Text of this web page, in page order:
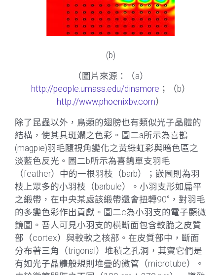
(b)
（圖片來源：（a）
http://people.umass.edu/dinsmore ；（b）
http://www.phoenixbv.com）
除了昆蟲以外，鳥類的翅膀也有類似光子晶體的
結構，使其具斑斕之色彩。圖二a所示為喜鵲
(magpie)羽毛隨視角變化之黃綠虹彩與暗色區之
淡藍色反光。圖二b所示為喜鵲單支羽毛
（feather）中的一根羽枝（barb）；嵌圖則為羽
枝上眾多的小羽枝（barbule）。小羽支形如扁平
之緞帶，在中央某處該緞帶還會扭轉90°，對羽毛
的多變色彩作出貢獻。圖二c為小羽支的電子顯微
鏡圖。吾人可見小羽支的橫斷面包含較脆之皮質
部（cortex）與較軟之核部。在皮質部中，斷面
分布著三角（trigonal）堆積之孔洞，其實它們是
有如光子晶體般規則堆疊的微管（microtube）。